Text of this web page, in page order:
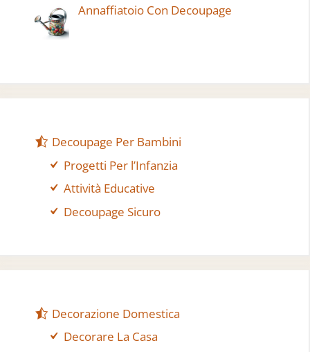
Annaffiatoio Con Decoupage
Decoupage Per Bambini
Progetti Per l’Infanzia
Attività Educative
Decoupage Sicuro
Decorazione Domestica
Decorare La Casa